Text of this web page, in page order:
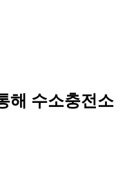
해 수소충전소